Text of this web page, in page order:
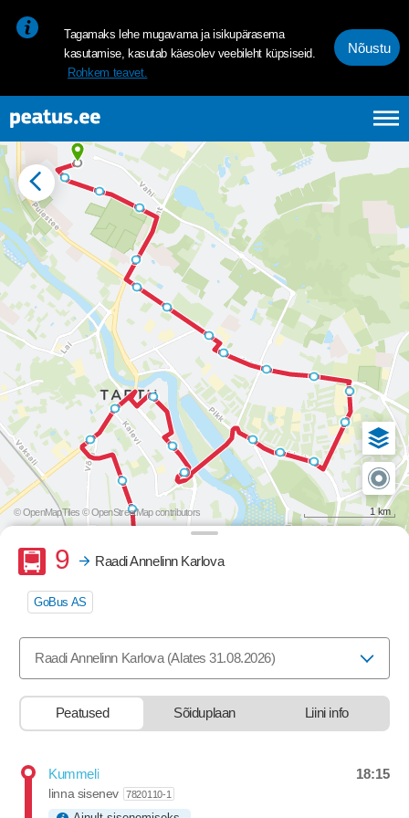
Tagamaks lehe mugavama ja isikupärasema
kasutamise, kasutab käesolev veebileht küpsiseid.
Rohkem teavet.
Nõustu
© OpenMapTiles © OpenStreetMap contributors 1 km
Buss
9 Raadi Annelinn Karlova
GoBus AS
Raadi Annelinn Karlova (Alates 31.08.2026)
Peatused Sõiduplaan Liini info
Kummeli Departure
18:15
linna sisenev 7820110-1